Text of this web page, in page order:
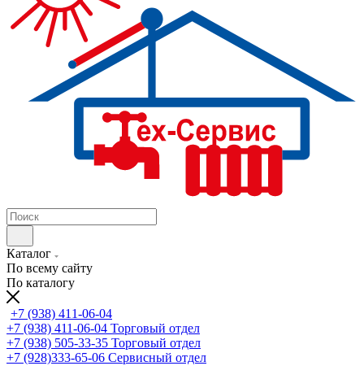
Каталог
По всему сайту
По каталогу
+7 (938) 411-06-04
+7 (938) 411-06-04 Торговый отдел
+7 (938) 505-33-35 Торговый отдел
+7 (928)333-65-06 Сервисный отдел